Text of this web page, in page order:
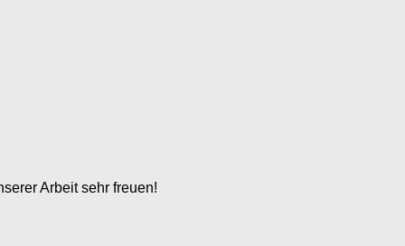
Arbeit sehr freuen!